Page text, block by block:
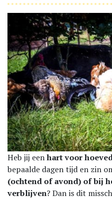
Heb jij eenhart voor
bepaalde dagen tijd en zin
(ochtend of avond) of bij
verblijven? Dan is dit